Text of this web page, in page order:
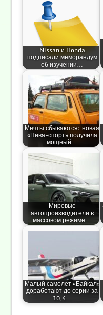
Nissan и Honda
подписали меморандум
об изучении…
Мечты сбываются: новая
«Нива-спорт» получила
мощный…
Мировые
автопроизводители в
массовом режиме…
Малый самолет «Байкал»
доработают до серии за
10,4…